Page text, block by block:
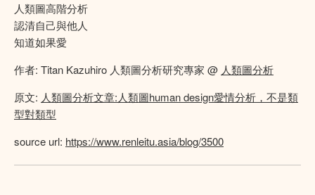
人類圖高階分析
認清自己與他人
知道如果愛
作者: Titan Kazuhiro 人類圖分析研究專家 @ 人類圖分析
原文: 人類圖分析文章:人類圖human design愛情分析，不是類
型對類型
source url: https://www.renleitu.asia/blog/3500